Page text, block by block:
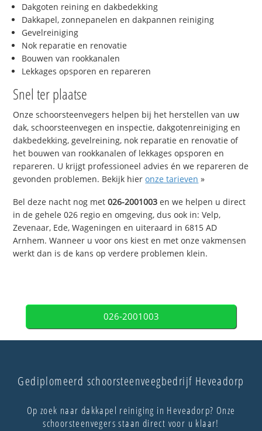
Dakgoten reining en dakbedekking
Dakkapel, zonnepanelen en dakpannen reiniging
Gevelreiniging
Nok reparatie en renovatie
Bouwen van rookkanalen
Lekkages opsporen en repareren
Snel ter plaatse
Onze schoorsteenvegers helpen bij het herstellen van uw
dak, schoorsteenvegen en inspectie, dakgotenreiniging en
dakbedekking, gevelreining, nok reparatie en renovatie of
het bouwen van rookkanalen of lekkages opsporen en
repareren. U krijgt professioneel advies én we repareren de
gevonden problemen. Bekijk hieronze tarieven »
Bel deze nacht nog met026-2001003 en we helpen u direct
in de gehele 026 regio en omgeving, dus ook in: Velp,
Zevenaar, Ede, Wageningen en uiteraard in 6815 AD
Arnhem. Wanneer u voor ons kiest en met onze vakmensen
werkt dan is de kans op verdere problemen klein.
026-2001003
Gediplomeerd schoorsteenveegbedrijf Heveadorp
Op zoek naar dakkapel reiniging in Heveadorp? Onze
schoorsteenvegers staan direct voor u klaar!